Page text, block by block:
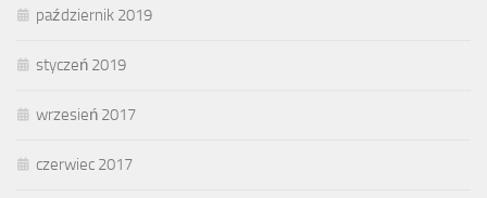
październik 2019
styczeń 2019
wrzesień 2017
czerwiec 2017